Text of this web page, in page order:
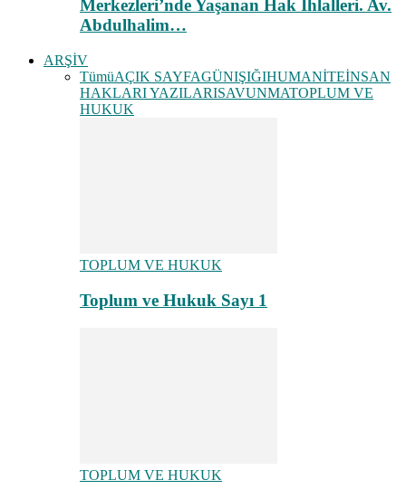
Merkezleri’nde Yaşanan Hak İhlalleri. Av.
Abdulhalim…
ARŞİV
TümüAÇIK SAYFAGÜNIŞIĞIHUMANİTEİNSAN
HAKLARI YAZILARISAVUNMATOPLUM VE
HUKUK
TOPLUM VE HUKUK
Toplum ve Hukuk Sayı 1
TOPLUM VE HUKUK